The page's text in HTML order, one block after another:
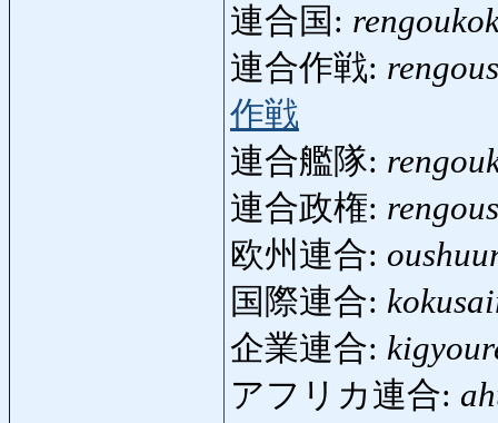
連合国:
連合作戦:
作戦
連合艦隊:
連合政権:
欧州連合:
国際連合:
企業連合:
アフリカ連合: